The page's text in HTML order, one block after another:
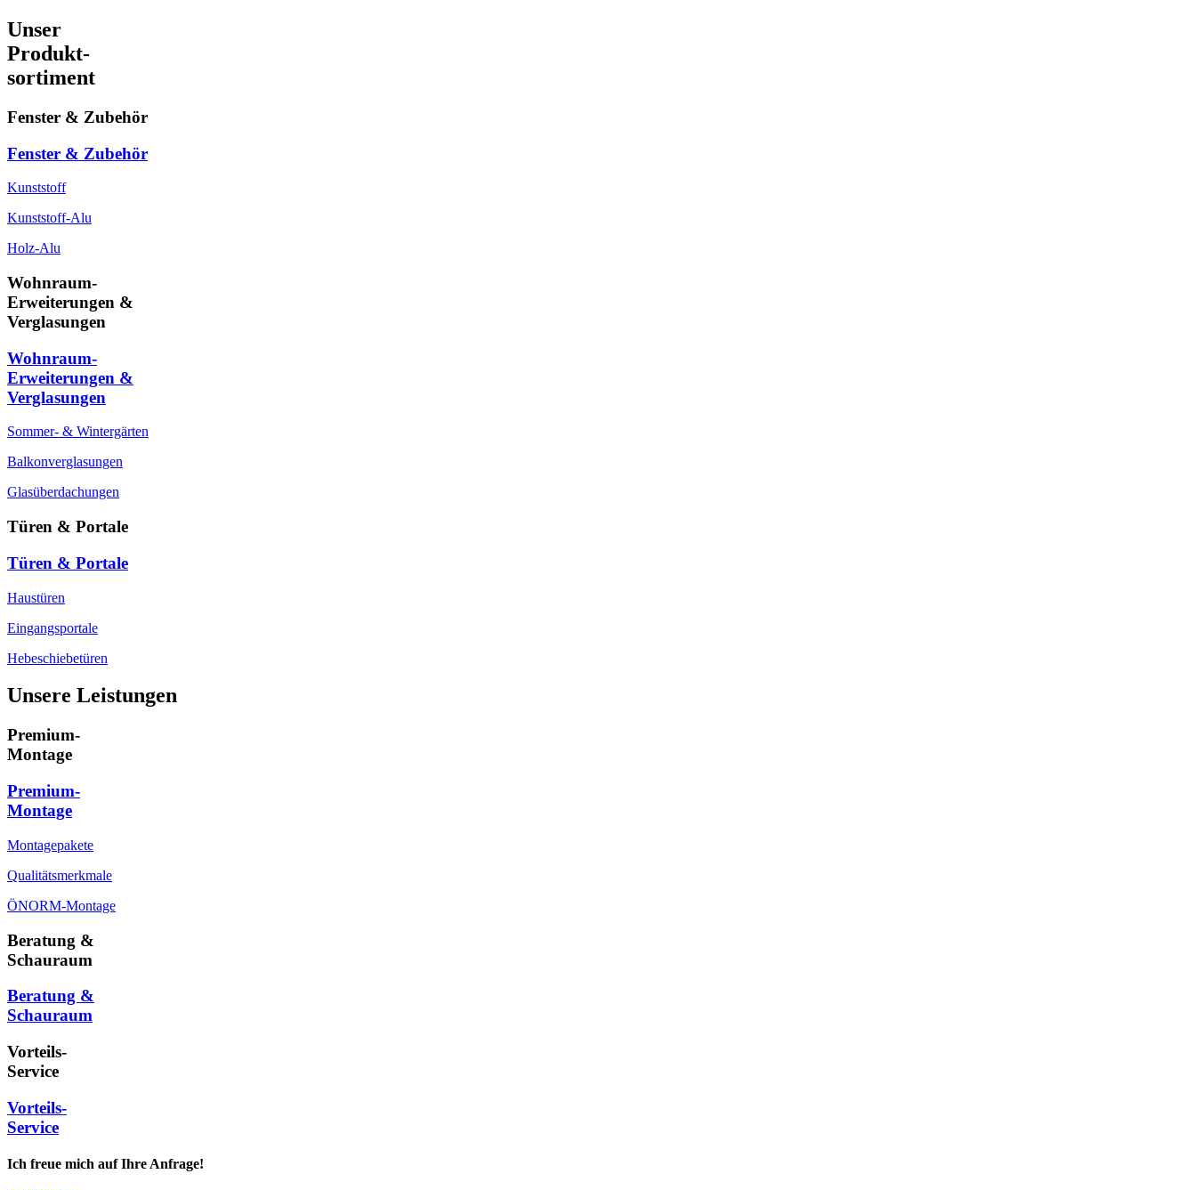
Unser
Produkt-
sortiment
Fenster & Zubehör
Fenster & Zubehör
Kunststoff
Kunststoff-Alu
Holz-Alu
Wohnraum-
Erweiterungen &
Verglasungen
Wohnraum-
Erweiterungen &
Verglasungen
Sommer- & Wintergärten
Balkonverglasungen
Glasüberdachungen
Türen & Portale
Türen & Portale
Haustüren
Eingangsportale
Hebeschiebetüren
Unsere Leistungen
Premium-
Montage
Premium-
Montage
Montagepakete
Qualitätsmerkmale
ÖNORM-Montage
Beratung &
Schauraum
Beratung &
Schauraum
Vorteils-
Service
Vorteils-
Service
Ich freue mich auf Ihre Anfrage!